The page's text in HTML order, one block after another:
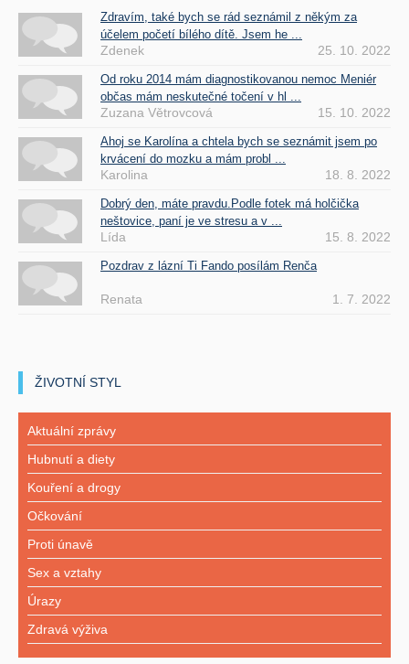
Zdravím, také bych se rád seznámil z někým za
účelem početí bílého dítě. Jsem he ...
Zdenek 25. 10. 2022
Od roku 2014 mám diagnostikovanou nemoc Meniér
občas mám neskutečné točení v hl ...
Zuzana Větrovcová 15. 10. 2022
Ahoj se Karolína a chtela bych se seznámit jsem po
krvácení do mozku a mám probl ...
Karolina 18. 8. 2022
Dobrý den, máte pravdu.Podle fotek má holčička
neštovice, paní je ve stresu a v ...
Lída 15. 8. 2022
Pozdrav z lázní Ti Fando posílám Renča
Renata 1. 7. 2022
ŽIVOTNÍ STYL
Aktuální zprávy
Hubnutí a diety
Kouření a drogy
Očkování
Proti únavě
Sex a vztahy
Úrazy
Zdravá výživa